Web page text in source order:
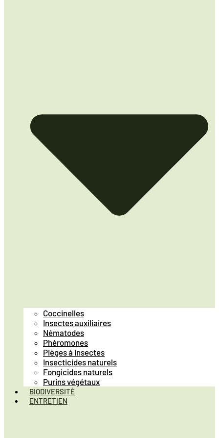
Coccinelles
Insectes auxiliaires
Nématodes
Phéromones
Pièges à insectes
Insecticides naturels
Fongicides naturels
Purins végétaux
BIODIVERSITÉ
ENTRETIEN